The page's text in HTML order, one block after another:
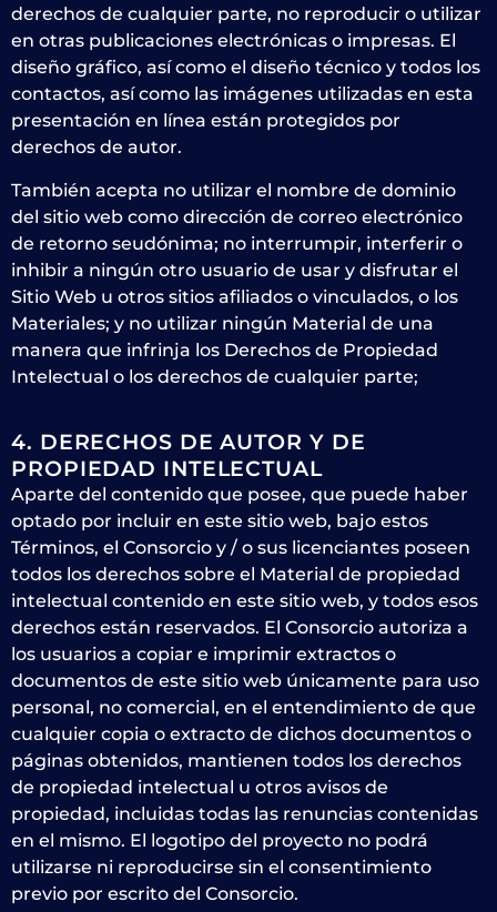
derechos de cualquier parte, no reproducir o utilizar
en otras publicaciones electrónicas o impresas. El
diseño gráfico, así como el diseño técnico y todos los
contactos, así como las imágenes utilizadas en esta
presentación en línea están protegidos por
derechos de autor.
También acepta no utilizar el nombre de dominio
del sitio web como dirección de correo electrónico
de retorno seudónima; no interrumpir, interferir o
inhibir a ningún otro usuario de usar y disfrutar el
Sitio Web u otros sitios afiliados o vinculados, o los
Materiales; y no utilizar ningún Material de una
manera que infrinja los Derechos de Propiedad
Intelectual o los derechos de cualquier parte;
4. DERECHOS DE AUTOR Y DE
PROPIEDAD INTELECTUAL
Aparte del contenido que posee, que puede haber
optado por incluir en este sitio web, bajo estos
Términos, el Consorcio y / o sus licenciantes poseen
todos los derechos sobre el Material de propiedad
intelectual contenido en este sitio web, y todos esos
derechos están reservados. El Consorcio autoriza a
los usuarios a copiar e imprimir extractos o
documentos de este sitio web únicamente para uso
personal, no comercial, en el entendimiento de que
cualquier copia o extracto de dichos documentos o
páginas obtenidos, mantienen todos los derechos
de propiedad intelectual u otros avisos de
propiedad, incluidas todas las renuncias contenidas
en el mismo. El logotipo del proyecto no podrá
utilizarse ni reproducirse sin el consentimiento
previo por escrito del Consorcio.